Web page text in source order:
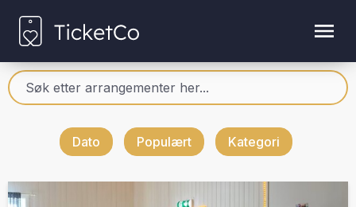
Dato Populært Kategori